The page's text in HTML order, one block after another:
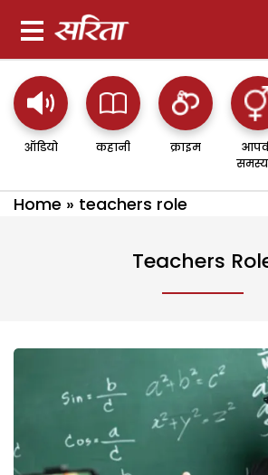
ऑडियो कहानी क्राइम
Home » teachers role
Teachers